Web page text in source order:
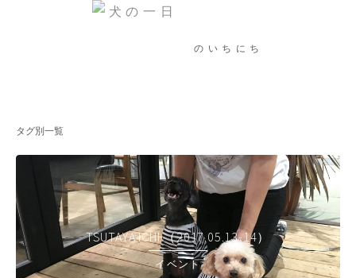
のいちにち
タグ別一覧
TSUTAYA ICHI （2017.05.13-14）
イベント